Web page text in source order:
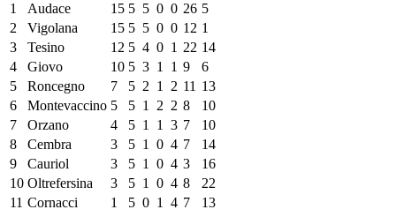
1
Audace 15 5 5 0 0 26 5
2
Vigolana 15 5 5 0 0 12 1
3
Tesino 12 5 4 0 1 22 14
4
Giovo 10 5 3 1 1 9
6
5
Roncegno 7 5 2 1 2 11 13
6
Montevaccino 5 5 1 2 2 8
10
7
Orzano 4 5 1 1 3 7
10
8
Cembra 3 5 1 0 4 7
14
9
Cauriol 3 5 1 0 4 3
16
10 Oltrefersina 3 5 1 0 4 8
22
11 Cornacci 1 5 0 1 4 7
13